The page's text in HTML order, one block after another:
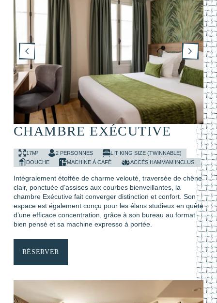
CHAMBRE EXÉCUTIVE
17M² 2 PERSONNES
LIT KING SIZE (TWINNABLE)
DOUCHE
MACHINE À CAFÉ ACCÈS HAMMAM INCLUS
Intégralement étoffée de charme velouté, traversée de chêne
clair, ponctuée d’assises aux courbes bienveillantes, la
chambre Exécutive fait converger distinction et confort. Son
espace est également conçu pour les élans studieux en quête
d’une efficace concentration, grâce à son bureau au format
bien pensé et sa machine expresso à portée.
RÉSERVER
ACCUEIL
CHAMBRES
OFFRES & PACKAGES
QUARTIER & TRANSPORTS
NOS ENGAGEMENTS